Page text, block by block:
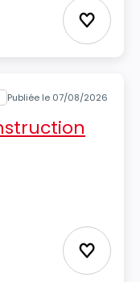
Ajouter
Publiée le 07/08/2026
Ajouter